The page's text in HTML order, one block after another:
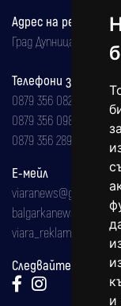
и
Адрес на
Град Дупница,
Телефони за
0879 356 082
0879 356 098
0879 356 289
Е-мейл
viaranews@gmail.com
viara_reklama@mail.bg
Следвайте ни: